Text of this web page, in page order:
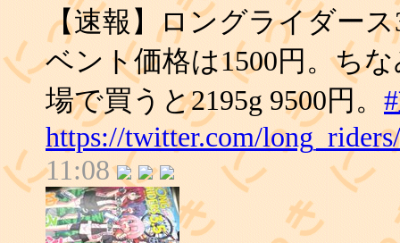
【速報】ロングライダー
ベント価格は1500円。ち
場で買うと2195g 9500円。
https://twitter.com/
11:08